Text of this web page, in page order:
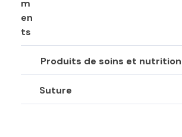
Produits de soins et nutrition
Suture